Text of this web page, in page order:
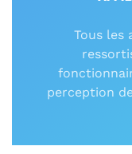
Tous les
perception